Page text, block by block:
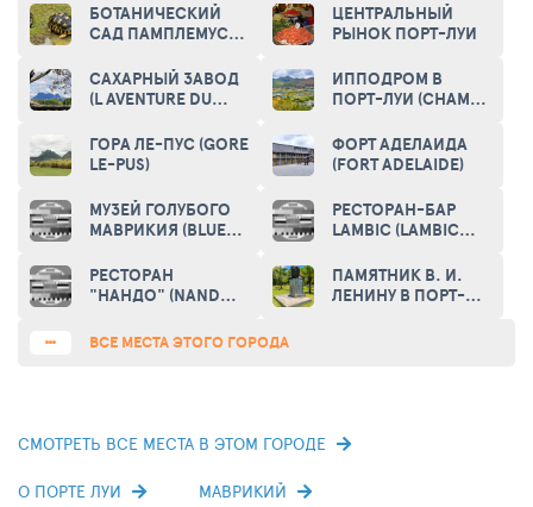
БОТАНИЧЕСКИЙ
САД ПАМПЛЕМУС
RAMGOOLAM
BOTANICAL
ЦЕНТРАЛЬНЫЙ
РЫНОК ПОРТ-ЛУИ
САХАРНЫЙ ЗАВОД
(L AVENTURE DU
ИППОДРОМ В
ПОРТ-ЛУИ (CHAMP
RACECOURSE)
ГОРА ЛЕ-ПУС (GORE
LE-PUS)
ФОРТ АДЕЛАИДА
(FORT ADELAIDE)
МУЗЕЙ ГОЛУБОГО
МАВРИКИЯ (BLUE
РЕСТОРАН-БАР
LAMBIC (LAMBIC
РЕСТОРАН
"НАНДО" (NANDOS
ПАМЯТНИК В. И.
ЛЕНИНУ В ПОРТ-
ВСЕ МЕСТА ЭТОГО ГОРОДА
СМОТРЕТЬ ВСЕ МЕСТА В ЭТОМ ГОРОДЕ
О ПОРТЕ ЛУИ МАВРИКИЙ